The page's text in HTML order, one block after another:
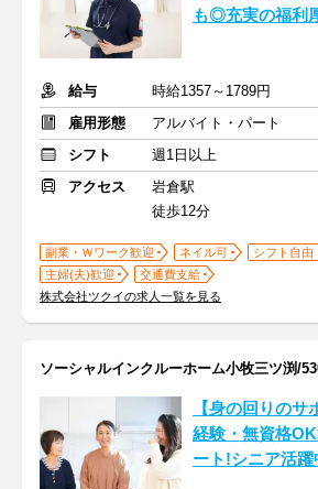
も◎充実の福利
給与
時給1357～1789円
雇用形態
アルバイト・パート
シフト
週1日以上
アクセス
岩倉駅
徒歩12分
副業・Ｗワーク歓迎 ネイル可
シフト自由
主婦(夫)歓迎
交通費支給
株式会社ツクイの求人一覧を見る
ソーシャルインクルーホーム小牧三ツ渕/
【身の回りのサ
経験・無資格
ート!シニア活躍